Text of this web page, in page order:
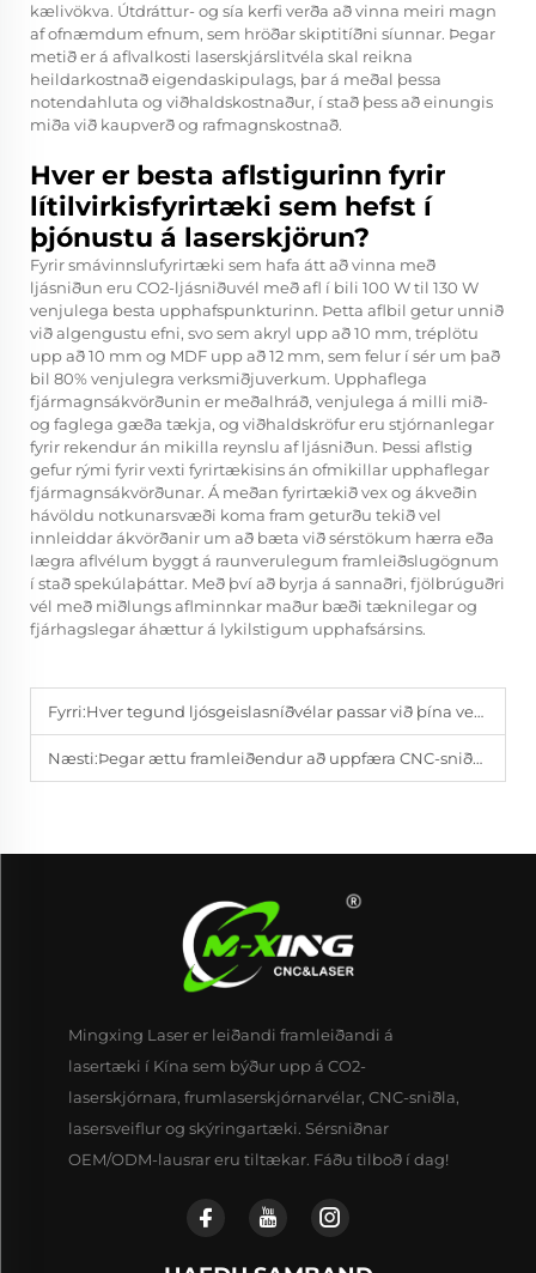
kælivökva. Útdráttur- og sía kerfi verða að vinna meiri magn
af ofnæmdum efnum, sem hröðar skiptitíðni síunnar. Þegar
metið er á aflvalkosti laserskjárslitvéla skal reikna
heildarkostnað eigendaskipulags, þar á meðal þessa
notendahluta og viðhaldskostnaður, í stað þess að einungis
miða við kaupverð og rafmagnskostnað.
Hver er besta aflstigurinn fyrir
lítilvirkisfyrirtæki sem hefst í
þjónustu á laserskjörun?
Fyrir smávinnslufyrirtæki sem hafa átt að vinna með
ljásniðun eru CO2-ljásniðuvél með afl í bili 100 W til 130 W
venjulega besta upphafspunkturinn. Þetta aflbil getur unnið
við algengustu efni, svo sem akryl upp að 10 mm, tréplötu
upp að 10 mm og MDF upp að 12 mm, sem felur í sér um það
bil 80% venjulegra verksmiðjuverkum. Upphaflega
fjármagnsákvörðunin er meðalhráð, venjulega á milli mið-
og faglega gæða tækja, og viðhaldskröfur eru stjórnanlegar
fyrir rekendur án mikilla reynslu af ljásniðun. Þessi aflstig
gefur rými fyrir vexti fyrirtækisins án ofmikillar upphaflegar
fjármagnsákvörðunar. Á meðan fyrirtækið vex og ákveðin
hávöldu notkunarsvæði koma fram geturðu tekið vel
innleiddar ákvörðanir um að bæta við sérstökum hærra eða
lægra aflvélum byggt á raunverulegum framleiðslugögnum
í stað spekúlaþáttar. Með því að byrja á sannaðri, fjölbrúguðri
vél með miðlungs aflminnkar maður bæði tæknilegar og
fjárhagslegar áhættur á lykilstigum upphafsársins.
Fyrri:Hver tegund ljósgeislasníðvélar passar við þína verslun?
Næsti:Þegar ættu framleiðendur að uppfæra CNC-sniðvél sína?
Mingxing Laser er leiðandi framleiðandi á
lasertæki í Kína sem býður upp á CO2-
laserskjórnara, frumlaserskjórnarvélar, CNC-sniðla,
lasersveiflur og skýringartæki. Sérsniðnar
OEM/ODM-lausrar eru tiltækar. Fáðu tilboð í dag!